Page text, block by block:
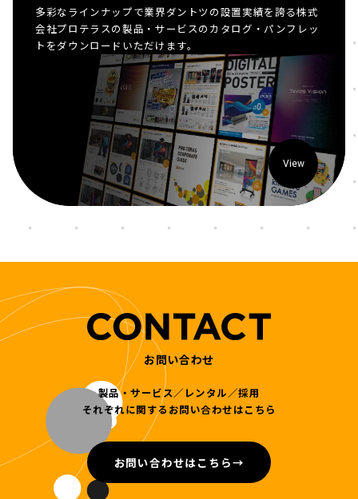
多彩なラインナップで業界ダントツの設置実績を誇る株式
会社プロテラスの製品・サービスのカタログ・パンフレッ
トをダウンロードいただけます。
View
お問い合わせ
製品・サービス／レンタル／採用
それぞれに関するお問い合わせはこちら
お問い合わせはこちら→